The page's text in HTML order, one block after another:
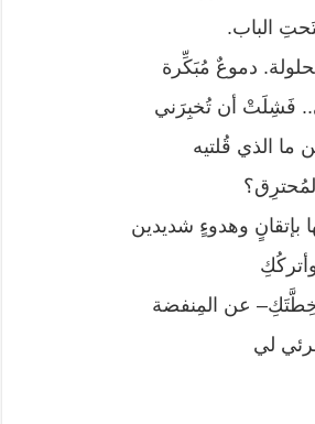
الباب.
دموعٌ مُبَكِّرة
فَشِلَتْ أن تُخبِرَني
ما الذي قُلتيه
بإتقانٍ وهدوءٍ شديدين
عن المِنفضة
لي